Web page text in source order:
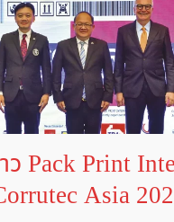
Pack Print
Asia